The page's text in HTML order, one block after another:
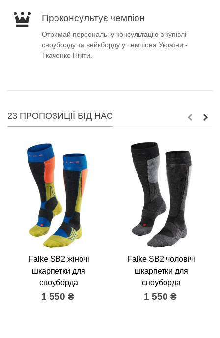
Проконсультує чемпіон
Отримай персональну консультацію з купівлі
сноуборду та вейкборду у чемпіона України -
Ткаченко Нікіти.
23 ПРОПОЗИЦІЇ ВІД НАС
Falke SB2 жіночі
шкарпетки для
сноуборда
1 550 ₴
Falke SB2 чоловічі
шкарпетки для
сноуборда
1 550 ₴